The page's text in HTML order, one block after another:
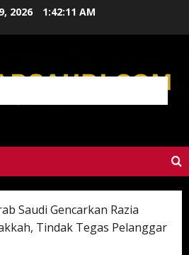
2026 1:42:12 AM
Saudi Gencarkan Razia
Tindak Tegas Pelanggar